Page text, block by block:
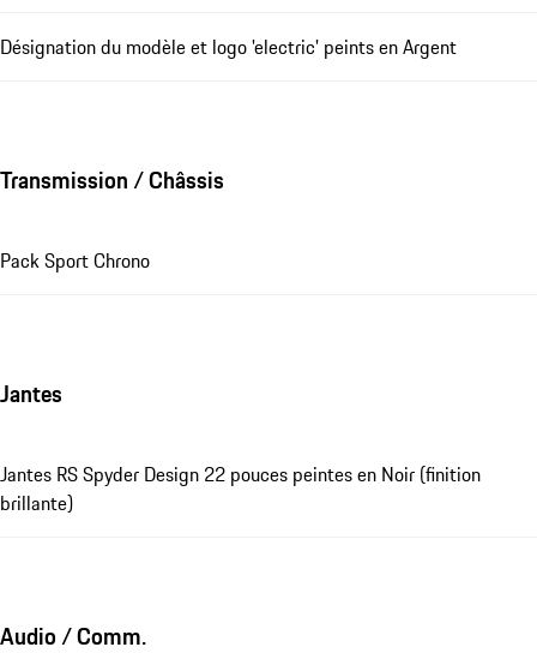
Désignation du modèle et logo 'electric' peints en Argent
Transmission / Châssis
Pack Sport Chrono
Jantes
Jantes RS Spyder Design 22 pouces peintes en Noir (finition
brillante)
Audio / Comm.